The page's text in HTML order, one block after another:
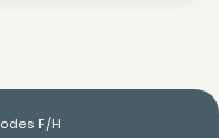
F/H